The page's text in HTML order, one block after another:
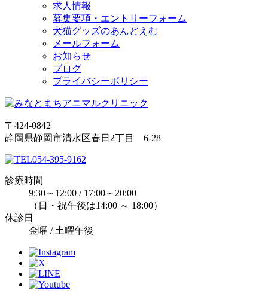
求人情報
募集要項・エントリーフォーム
犬猫グッズのあんどえむ
メールフォーム
お知らせ
ブログ
プライバシーポリシー
〒424-0842
静岡県静岡市清水区春日2丁目 6-28
054-395-9162
診療時間
9:30～12:00 / 17:00～20:00
（日・祝午後は14:00 ～ 18:00）
休診日
金曜 / 土曜午後